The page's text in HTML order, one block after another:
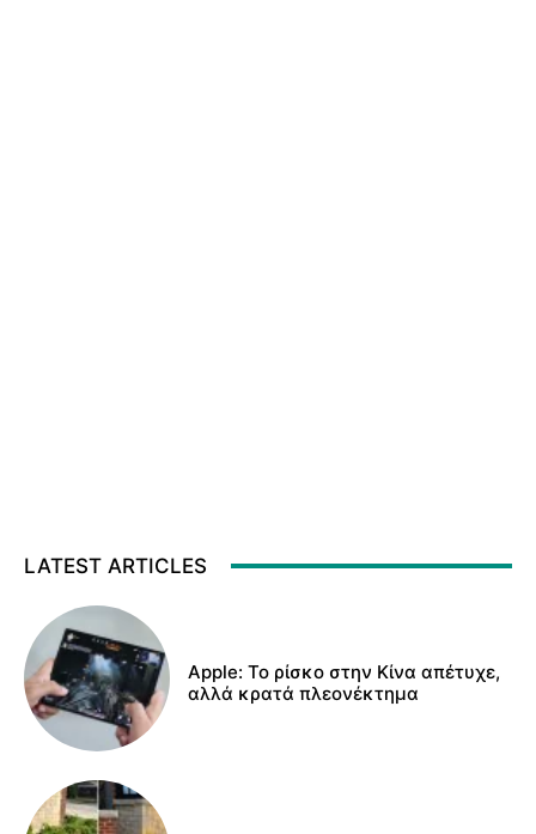
LATEST ARTICLES
Apple: Το ρίσκο στην Κίνα απέτυχε,
αλλά κρατά πλεονέκτημα